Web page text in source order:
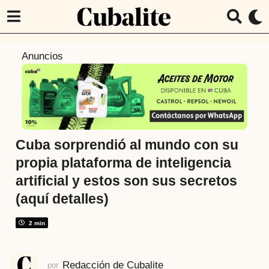
r
s
1
a
ñ
o
t
Anuncios
Cuba sorprendió al mundo con su
propia plataforma de inteligencia
artificial y estos son sus secretos
(aquí detalles)
2 min
por Redacción de Cubalite